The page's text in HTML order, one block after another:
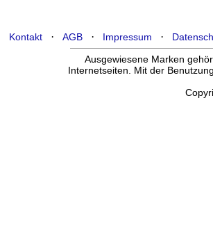
Kontakt· AGB· Impressum ·
Ausgewiesene Marken
Internetseiten. Mit der